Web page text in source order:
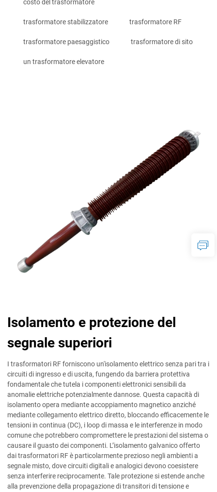
costo del trasformatore
trasformatore stabilizzatore trasformatore RF
trasformatore paesaggistico trasformatore di sito
un trasformatore elevatore
Isolamento e protezione del
segnale superiori
I trasformatori RF forniscono un'isolamento elettrico senza pari tra i
circuiti di ingresso e di uscita, fungendo da barriera protettiva
fondamentale che tutela i componenti elettronici sensibili da
anomalie elettriche potenzialmente dannose. Questa capacità di
isolamento opera mediante accoppiamento magnetico anziché
mediante collegamento elettrico diretto, bloccando efficacemente le
tensioni in continua (DC), i loop di massa e le interferenze in modo
comune che potrebbero compromettere le prestazioni del sistema o
causare il guasto dei componenti. L’isolamento galvanico offerto
dai trasformatori RF è particolarmente prezioso negli ambienti a
segnale misto, dove circuiti digitali e analogici devono coesistere
senza interferire reciprocamente. Tale protezione si estende anche
alla prevenzione della propagazione di transitori di tensione e